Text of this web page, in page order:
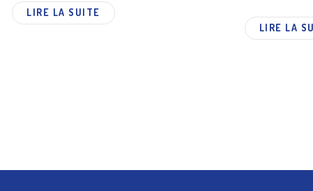
LIRE LA SUITE
LIRE LA